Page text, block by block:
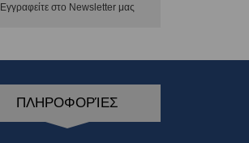
Εγγραφείτε στο Νewsletter μας
ΠΛΗΡΟΦΟΡΊΕΣ